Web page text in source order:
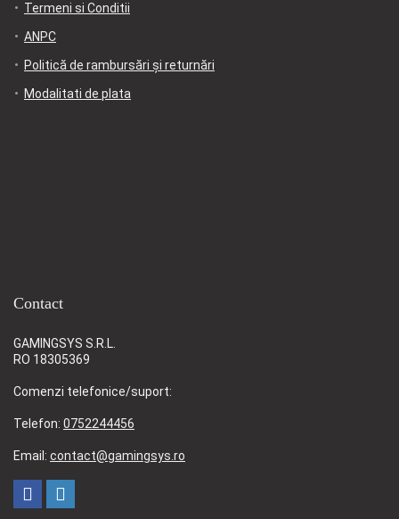
Termeni si Conditii
ANPC
Politică de rambursări și returnări
Modalitati de plata
Contact
GAMINGSYS S.R.L.
RO 18305369
Comenzi telefonice/suport:
Telefon: 0752244456
Email: contact@gamingsys.ro